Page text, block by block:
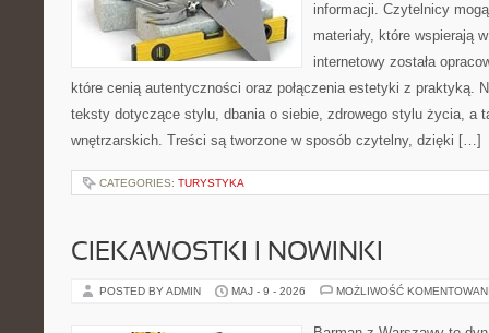
informacji. Czytelnicy
materiały, które wspierają
internetowy została
które cenią autentyczności oraz połączenia estetyki z praktyką.
teksty dotyczące stylu, dbania o siebie, zdrowego stylu życia, a
wnętrzarskich. Treści są tworzone w sposób czytelny, dzięki […]
CATEGORIES: TURYSTYKA
CIEKAWOSTKI I NOWINKI
POSTED BY ADMIN MAJ - 9 - 2026 MOŻLIWOŚĆ